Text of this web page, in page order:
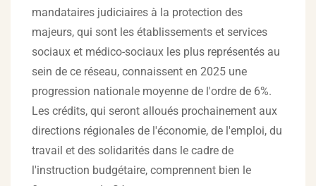
mandataires judiciaires à la protection des
majeurs, qui sont les établissements et services
sociaux et médico-sociaux les plus représentés au
sein de ce réseau, connaissent en 2025 une
progression nationale moyenne de l'ordre de 6%.
Les crédits, qui seront alloués prochainement aux
directions régionales de l'économie, de l'emploi, du
travail et des solidarités dans le cadre de
l'instruction budgétaire, comprennent bien le